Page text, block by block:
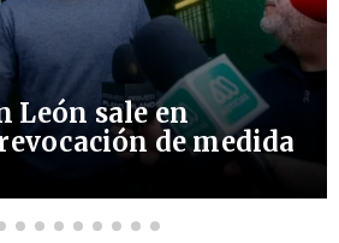
León sale en
de medida